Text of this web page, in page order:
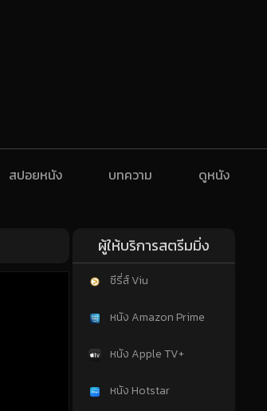
สปอยหนัง บทความ ดูหนัง
ผู้ให้บริการสตรีมมิ่ง
ซีรี่ส์ Viu
หนัง Amazon Prime
หนัง Apple TV+
หนัง Hotstar